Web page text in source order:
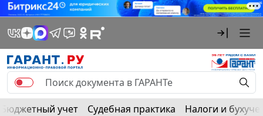
Бюджетный учет Судебная практика Налоги и